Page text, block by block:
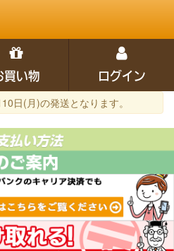
買い物 ログイン
日(月)の発送となります。